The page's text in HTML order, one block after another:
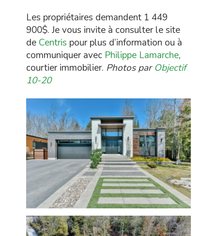
Les propriétaires demandent 1 449
900$. Je vous invite à consulter le site
de Centris pour plus d’information ou à
communiquer avec Philippe Lamarche,
courtier immobilier. Photos par Objectif
10-20